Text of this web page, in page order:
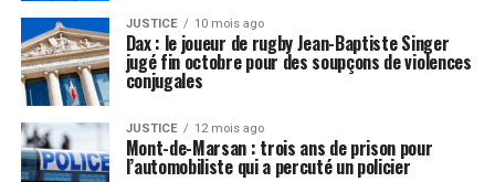
JUSTICE 10 mois ago
Dax : le joueur de rugby Jean-Baptiste Singer
jugé fin octobre pour des soupçons de violences
conjugales
JUSTICE 12 mois ago
Mont-de-Marsan : trois ans de prison pour
l’automobiliste qui a percuté un policier